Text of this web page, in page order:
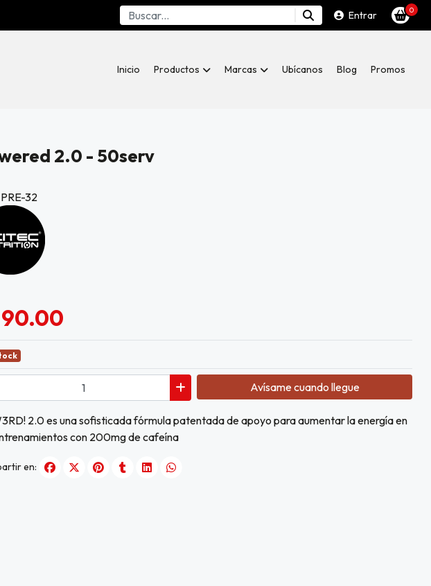
Entrar 0
Inicio Productos Marcas Ubícanos Blog Promos
2.0 - 50serv
32
Avísame cuando llegue
2.0 es una sofisticada fórmula patentada de apoyo para aumentar la energía en
con 200mg de cafeína
en: